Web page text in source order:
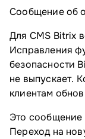
Сообщение об
Для CMS Bitrix
Исправления
безопасности
не выпускает.
клиентам
Это сообщение
Переход на